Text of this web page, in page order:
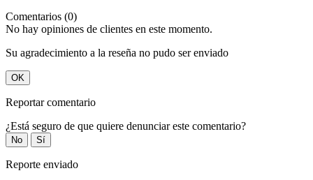
Comentarios (0)
No hay opiniones de clientes en este momento.
Su agradecimiento a la reseña no pudo ser enviado
OK
Reportar comentario
¿Está seguro de que quiere denunciar este comentario?
No Sí
Reporte enviado